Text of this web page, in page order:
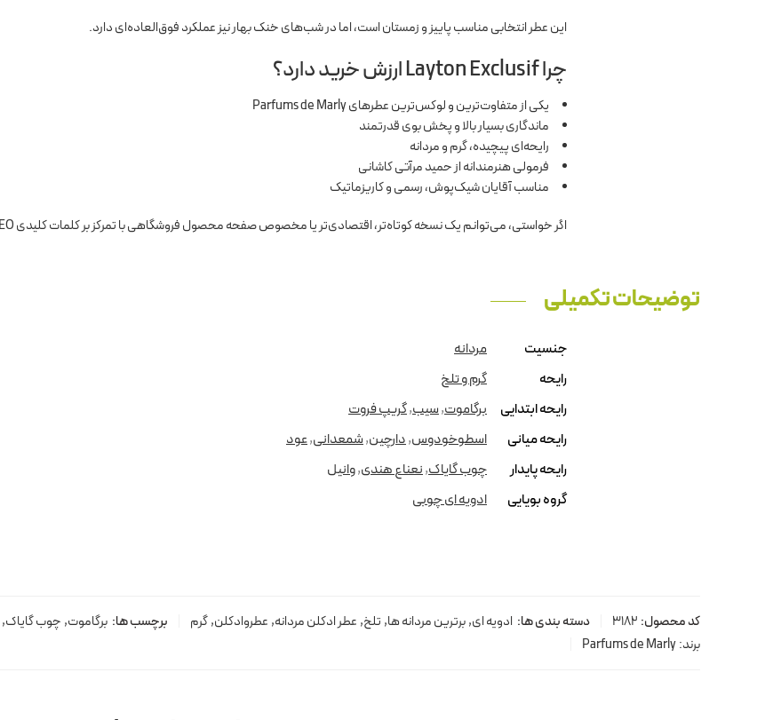
این عطر انتخابی مناسب پاییز و زمستان است، اما در شب‌های خنک بهار نیز عملکرد فوق‌العاده‌ای دارد.
چرا Layton Exclusif ارزش خرید دارد؟
یکی از متفاوت‌ترین و لوکس‌ترین عطرهای Parfums de Marly
ماندگاری بسیار بالا و پخش بوی قدرتمند
رایحه‌ای پیچیده، گرم و مردانه
فرمولی هنرمندانه از حمید مرآتی کاشانی
مناسب آقایان شیک‌پوش، رسمی و کاریزماتیک
اگر خواستی، می‌توانم یک نسخه کوتاه‌تر، اقتصادی‌تر یا مخصوص صفحه محصول فروشگاهی با تمرکز بر کلمات کلیدی SEO نیز برایت آماده کنم.
توضیحات تکمیلی
جنسیت
مردانه
رایحه
گرم و تلخ
رایحه ابتدایی
برگاموت,سیب,گریپ فروت
رایحه میانی
اسطوخودوس,دارچین,شمعدانی,عود
رایحه پایدار
چوب گایاک,نعناع هندی,وانیل
گروه بویایی
ادویه ای چوبی
کد محصول: 3182 دسته بندی ها: ادویه ای,برترین مردانه ها, تلخ, عطر ادکلن مردانه, عطروادکلن,گرم برچسب ها: برگاموت, چوب گایاک,
برند:Parfums de Marly